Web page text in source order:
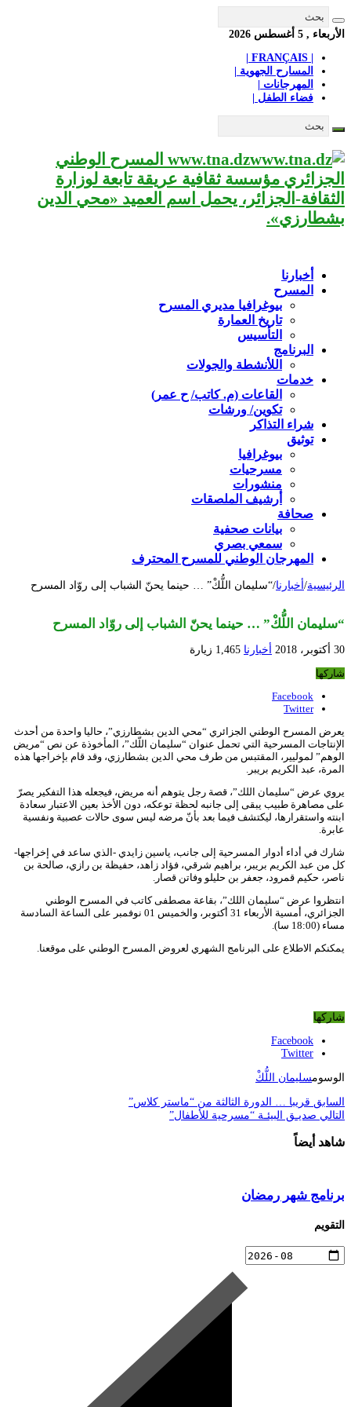
الأربعاء , 5 أغسطس 2026
المسارح الجهوية |
المهرجانات |
فضاء الطفل |
www.tna.dz المسرح الوطني
الجزائري مؤسسة ثقافية عريقة تابعة لوزارة
الثقافة-الجزائر، يحمل اسم العميد «محي الدين
بشطارزي».
أخبارنا
المسرح
بيوغرافيا مديري المسرح
تاريخ العمارة
التأسيس
البرنامج
اللأنشطة والجولات
خدمات
القاعات (م. كاتب/ ح عمر)
تكوين/ ورشات
شراء التذاكر
توثيق
بيوغرافيا
مسرحيات
منشورات
أرشيف الملصقات
صحافة
بيانات صحفية
سمعي بصري
المهرجان الوطني للمسرح المحترف
الرئيسية/ أخبارنا/“سليمان اللُّكْ” … حينما يحنّ الشباب إلى روّاد المسرح
“سليمان اللُّكْ” … حينما يحنّ الشباب إلى روّاد المسرح
30 أكتوبر، 2018 أخبارنا 1,465 زيارة
شاركها
Facebook
Twitter
يعرض المسرح الوطني الجزائري “محي الدين بشطارزي”، حاليا واحدة من أحدث
الإنتاجات المسرحية التي تحمل عنوان “سليمان اللّك”، المأخوذة عن نص “مريض
الوهم” لموليير، المقتبس من طرف محي الدين بشطارزي، وقد قام بإخراجها هذه
المرة، عبد الكريم بريبر.
يروي عرض “سليمان اللك”، قصة رجل يتوهم أنه مريض، فيجعله هذا التفكير يصرّ
على مصاهرة طبيب يبقى إلى جانبه لحظة توعكه، دون الأخذ بعين الاعتبار سعادة
ابنته واستقرارها، ليكتشف فيما بعد بأنّ مرضه ليس سوى حالات عصبية ونفسية
عابرة.
شارك في أداء أدوار المسرحية إلى جانب، ياسين زايدي -الذي ساعد في إخراجها-
كل من عبد الكريم بريبر، براهيم شرقي، فؤاد زاهد، حفيظة بن رازي، صالحة بن
ناصر، حكيم قمرود، جعفر بن حليلو وفاتن قصار.
انتظروا عرض “سليمان اللك”، بقاعة مصطفى كاتب في المسرح الوطني
الجزائري، أمسية الأربعاء 31 أكتوبر، والخميس 01 نوفمبر على الساعة السادسة
مساء (18:00 سا).
يمكنكم الاطلاع على البرنامج الشهري لعروض المسرح الوطني على موقعنا.
شاركها
Facebook
Twitter
الوسومسليمان اللُّكْ
السابق قريبا … الدورة الثالثة من “ماستر كلاس”
التالي صديـق البيئـة “مسرحية للأطفال”
شاهد أيضاً
برنامج شهر رمضان
التقويم